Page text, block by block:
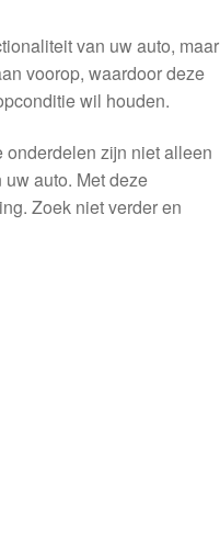
van uw auto, maar
voorop, waardoor deze
wil houden.
onderdelen zijn niet alleen
auto. Met deze
Zoek niet verder en